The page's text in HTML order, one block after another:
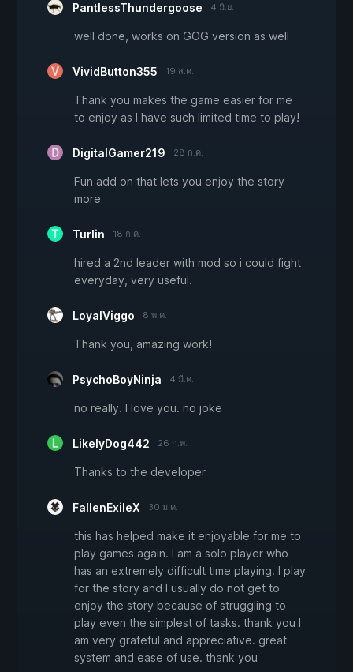
PantlessThundergoose 4 มิ.ย.
well done, works on GOG version as well
VividButton355 19 ส.ค.
Thank you makes the game easier for me
to enjoy as I have such limited time to play!
DigitalGamer219 28 ก.ค.
Fun add on that lets you enjoy the story
more
Turlin 18 ก.ค.
hired a 2nd leader with mod so i could fight
everyday, very useful.
LoyalViggo 8 พ.ค.
Thank you, amazing work!
PsychoBoyNinja 4 มี.ค.
no really. I love you. no joke
LikelyDog442 26 ก.พ.
Thanks to the developer
FallenExileX 30 ม.ค.
this has helped make it enjoyable for me to
play games again. I am a solo player who
has an extremely difficult time playing. I play
for the story and I usually do not get to
enjoy the story because of struggling to
play even the simplest of tasks. thank you I
am very grateful and appreciative. great
system and ease of use. thank you